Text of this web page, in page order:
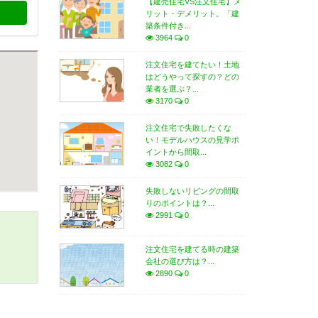
リット・デメリット。「建
築条件付き...
3964
0
注文住宅を建てたい！土地
はどうやって探すの？どの
業者を選ぶ？...
3170
0
注文住宅で失敗したくな
い！モデルハウスの見学ポ
イントから間取...
3082
0
失敗しないリビングの間取
りのポイントは？...
2991
0
注文住宅を建てる時の建築
会社の選び方は？...
2890
0